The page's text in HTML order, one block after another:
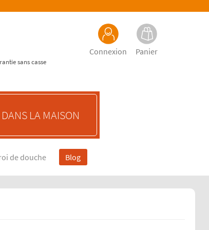
Connexion Panier
sans casse
DANS LA MAISON
de douche Blog